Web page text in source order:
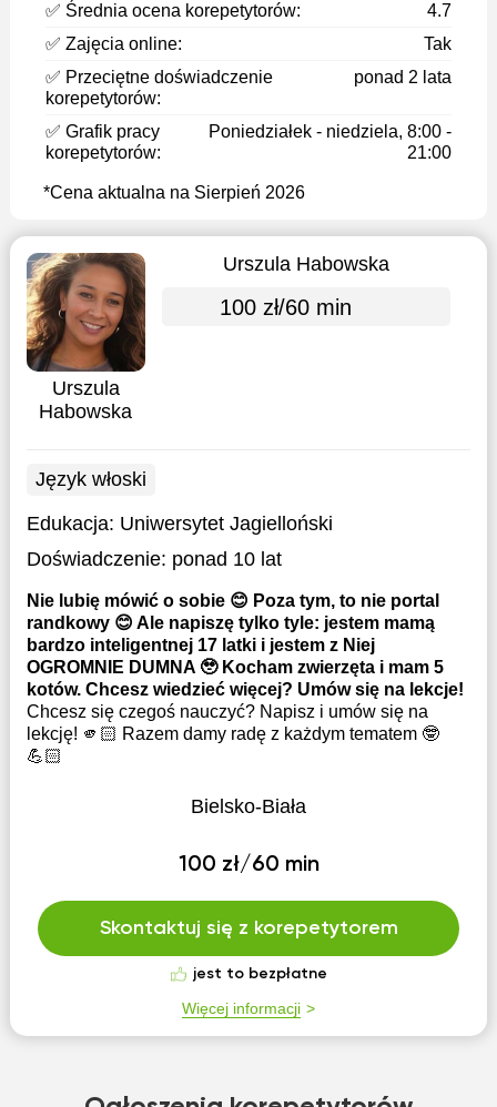
✅ Średnia ocena korepetytorów:
4.7
✅ Zajęcia online:
Tak
✅ Przeciętne doświadczenie
korepetytorów:
ponad 2 lata
✅ Grafik pracy
korepetytorów:
Poniedziałek - niedziela, 8:00 -
21:00
*Cena aktualna na Sierpień 2026
Urszula
Habowska
Urszula Habowska
100 zł/60 min
Język włoski
Edukacja: Uniwersytet Jagielloński
Doświadczenie: ponad 10 lat
Nie lubię mówić o sobie 😊 Poza tym, to nie portal
randkowy 😊 Ale napiszę tylko tyle: jestem mamą
bardzo inteligentnej 17 latki i jestem z Niej
OGROMNIE DUMNA 🥹 Kocham zwierzęta i mam 5
kotów. Chcesz wiedzieć więcej? Umów się na lekcje!
Chcesz się czegoś nauczyć? Napisz i umów się na
lekcję! 🫵🏻 Razem damy radę z każdym tematem 🤓
💪🏻
Bielsko-Biała
100 zł/60 min
Skontaktuj się z korepetytorem
jest to bezpłatne
Więcej informacji